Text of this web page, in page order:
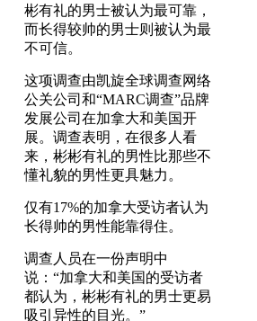
彬有礼的男士被认为最可靠，
而长得较帅的男士则被认为最
不可信。
这项调查由凯旋全球调查网络
公关公司和“MARC调查”品牌
发展公司在加拿大和美国开
展。调查表明，在很多人看
来，彬彬有礼的男性比那些不
懂礼貌的男性更具魅力。
仅有17%的加拿大受访者认为
长得帅的男性能靠得住。
调查人员在一份声明中
说：“加拿大和美国的受访者
都认为，彬彬有礼的男士更易
吸引异性的目光。”